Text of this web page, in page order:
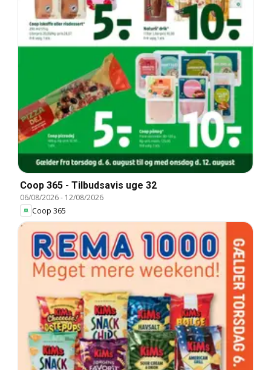
Coop 365 - Tilbudsavis uge 32
06/08/2026- 12/08/2026
Coop 365